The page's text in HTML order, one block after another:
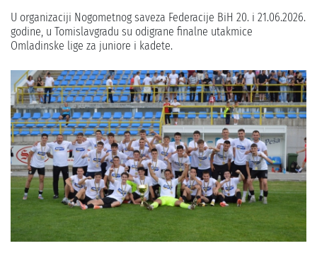
U organizaciji Nogometnog saveza Federacije BiH 20. i 21.06.2026.
godine, u Tomislavgradu su odigrane finalne utakmice
Omladinske lige za juniore i kadete.